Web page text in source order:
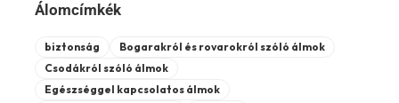
Álomcímkék
biztonság
Bogarakról és rovarokról szóló álmok
Csodákról szóló álmok
Egészséggel kapcsolatos álmok